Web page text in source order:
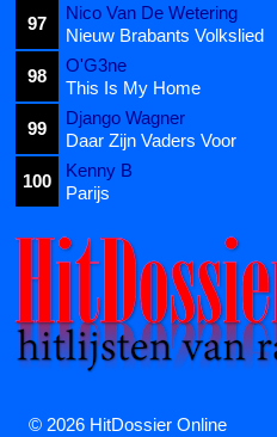
97
Nico Van De Wetering
Nieuw Brabants Volkslied
98
O'G3ne
This Is My Home
99
Django Wagner
Daar Zijn Vaders Voor
100
Kenny B
Parijs
© 2026 HitDossier Online